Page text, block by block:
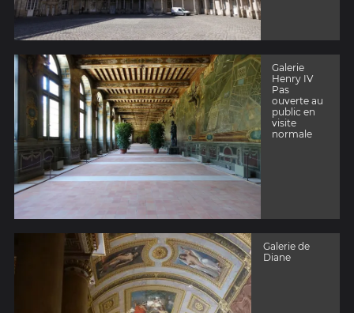
Galerie
Henry IV
Pas
ouverte au
public en
visite
normale
Galerie de
Diane